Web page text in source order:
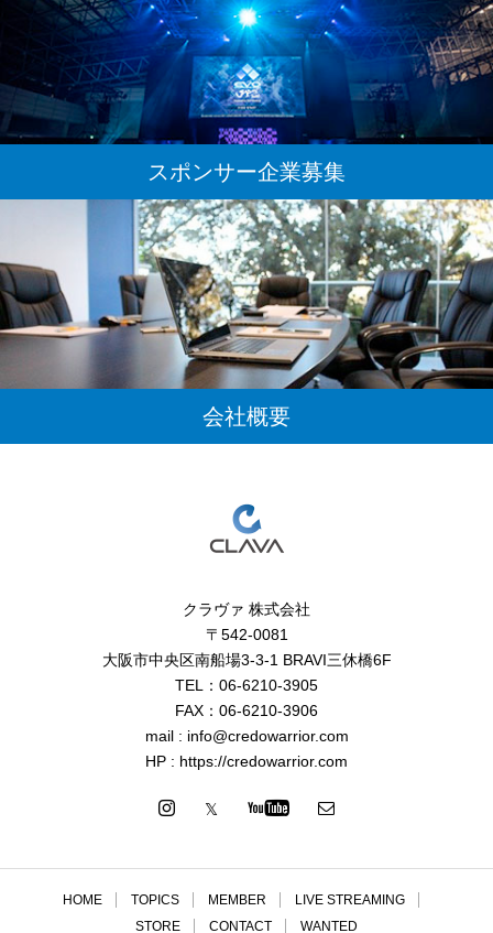
スポンサー企業募集
会社概要
クラヴァ 株式会社
〒542-0081
大阪市中央区南船場3-3-1 BRAVI三休橋6F
TEL：06-6210-3905
FAX：06-6210-3906
mail : info@credowarrior.com
HP : https://credowarrior.com
HOME TOPICS MEMBER
LIVE STREAMING
STORE
CONTACT WANTED